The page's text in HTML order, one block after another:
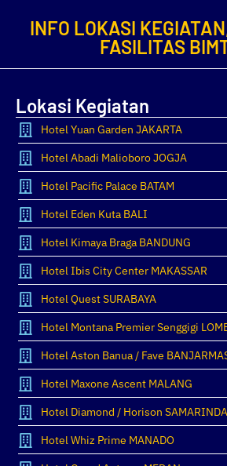
INFO LOKASI
FASILITAS
Lokasi Kegiatan
Hotel Yuan Garden JAKARTA
Hotel Abadi Malioboro JOGJA
Hotel Pacific Palace BATAM
Hotel Eden Kuta BALI
Hotel Kimaya Braga BANDUNG
Hotel Ibis City Center MAKASSAR
Hotel Quest SURABAYA
Hotel Montana Premier Senggigi
Hotel Aston Banua / Fave
Hotel Maxone Ascent MALANG
Hotel Diamond / Horison SAMARINDA
Hotel Whiz Prime MANADO